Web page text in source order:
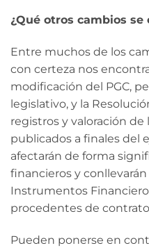
¿Qué otros cambios se
Entre muchos de los
con certeza nos
modificación del PGC,
legislativo, y la
registros y valoración
publicados a finales del
afectarán de forma
financieros y
Instrumentos
procedentes de
Pueden ponerse en